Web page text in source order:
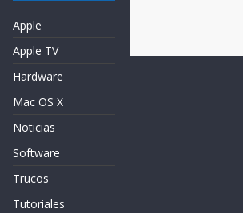
Apple
Apple TV
Hardware
Mac OS X
Noticias
Software
Trucos
Tutoriales